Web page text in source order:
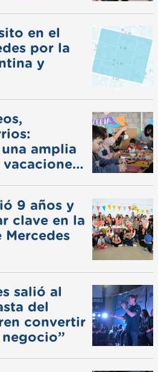
en el
por la
y
una amplia
vacaciones
9 años y
clave en la
salió al
del
convertir